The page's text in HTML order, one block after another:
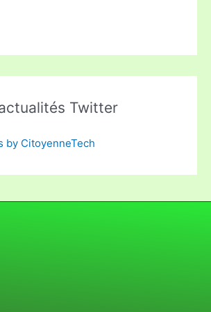
Twitter
by CitoyenneTech